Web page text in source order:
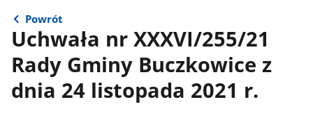
Powrót
Uchwała nr XXXVI/255/21
Rady Gminy Buczkowice z
dnia 24 listopada 2021 r.